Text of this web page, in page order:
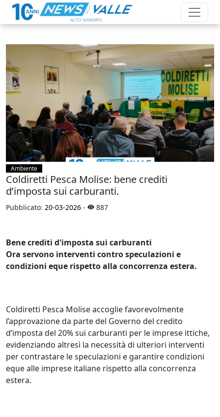
Ambiente
Coldiretti Pesca Molise: bene crediti
d’imposta sui carburanti.
Pubblicato: 20-03-2026 - 887
Bene crediti d'imposta sui carburanti
Ora servono interventi contro speculazioni e
condizioni eque rispetto alla concorrenza estera.
Coldiretti Pesca Molise accoglie favorevolmente
l’approvazione da parte del Governo del credito
d’imposta del 20% sui carburanti per le imprese ittiche,
evidenziando altresì la necessità di ulteriori interventi
per contrastare le speculazioni e garantire condizioni
eque alle imprese italiane rispetto alla concorrenza
estera.